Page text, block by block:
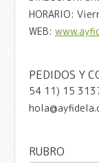
HORARIO:
WEB:
PEDIDOS Y
54 11) 15
RUBRO